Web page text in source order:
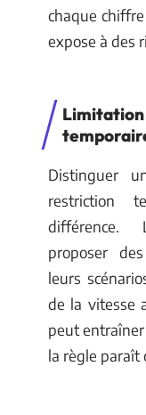
chaque
expose à des
Limitation
Distinguer
restriction
différence.
proposer
leurs
de la vitesse
peut
la règle paraît